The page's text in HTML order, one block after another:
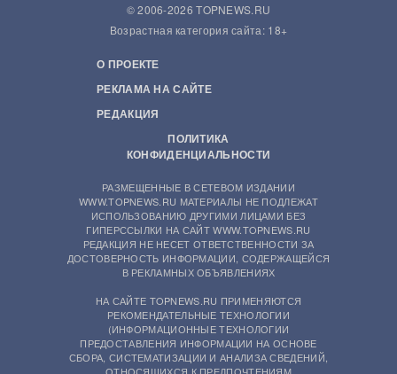
© 2006-2026 TOPNEWS.RU
Возрастная категория сайта: 18+
О ПРОЕКТЕ
РЕКЛАМА НА САЙТЕ
РЕДАКЦИЯ
ПОЛИТИКА
КОНФИДЕНЦИАЛЬНОСТИ
РАЗМЕЩЕННЫЕ В СЕТЕВОМ ИЗДАНИИ
WWW.TOPNEWS.RU МАТЕРИАЛЫ НЕ ПОДЛЕЖАТ
ИСПОЛЬЗОВАНИЮ ДРУГИМИ ЛИЦАМИ БЕЗ
ГИПЕРССЫЛКИ НА САЙТ WWW.TOPNEWS.RU
РЕДАКЦИЯ НЕ НЕСЕТ ОТВЕТСТВЕННОСТИ ЗА
ДОСТОВЕРНОСТЬ ИНФОРМАЦИИ, СОДЕРЖАЩЕЙСЯ
В РЕКЛАМНЫХ ОБЪЯВЛЕНИЯХ
НА САЙТЕ TOPNEWS.RU ПРИМЕНЯЮТСЯ
РЕКОМЕНДАТЕЛЬНЫЕ ТЕХНОЛОГИИ
(ИНФОРМАЦИОННЫЕ ТЕХНОЛОГИИ
ПРЕДОСТАВЛЕНИЯ ИНФОРМАЦИИ НА ОСНОВЕ
СБОРА, СИСТЕМАТИЗАЦИИ И АНАЛИЗА СВЕДЕНИЙ,
ОТНОСЯЩИХСЯ К ПРЕДПОЧТЕНИЯМ